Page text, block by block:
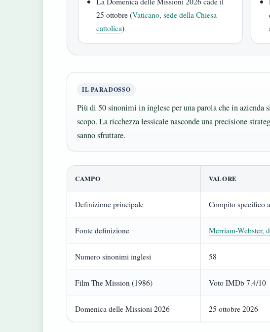
25 ottobre (Vaticano, sede della Chiesa
cattolica)
IL PARADOSSO
Più di 50 sinonimi in inglese per una parola che in azienda
scopo. La ricchezza lessicale nasconde una precisione
sanno sfruttare.
CAMPO VALORE
Definizione principale Compito specifico
Fonte definizione Merriam-Webster,
Numero sinonimi inglesi 58
Film The Mission (1986) Voto IMDb 7.4/10
Domenica delle Missioni 2026 25 ottobre 2026